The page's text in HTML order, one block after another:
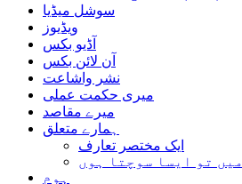
سوشل میڈیا
ویڈیوز
آڈیو بکس
آن لائن بکس
نشر واشاعت
میری حکمت عملی
میرے مقاصد
ہمارے متعلق
ایک مختصر تعارف
میں تو ایسا سوچتا ہوں
ہوم